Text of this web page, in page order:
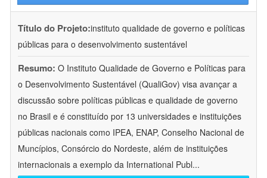
Título do Projeto:instituto qualidade de governo e políticas
públicas para o desenvolvimento sustentável
Resumo: O Instituto Qualidade de Governo e Políticas para
o Desenvolvimento Sustentável (QualiGov) visa avançar a
discussão sobre políticas públicas e qualidade de governo
no Brasil e é constituído por 13 universidades e instituições
públicas nacionais como IPEA, ENAP, Conselho Nacional de
Muncípios, Consórcio do Nordeste, além de instituições
internacionais a exemplo da International Publ...